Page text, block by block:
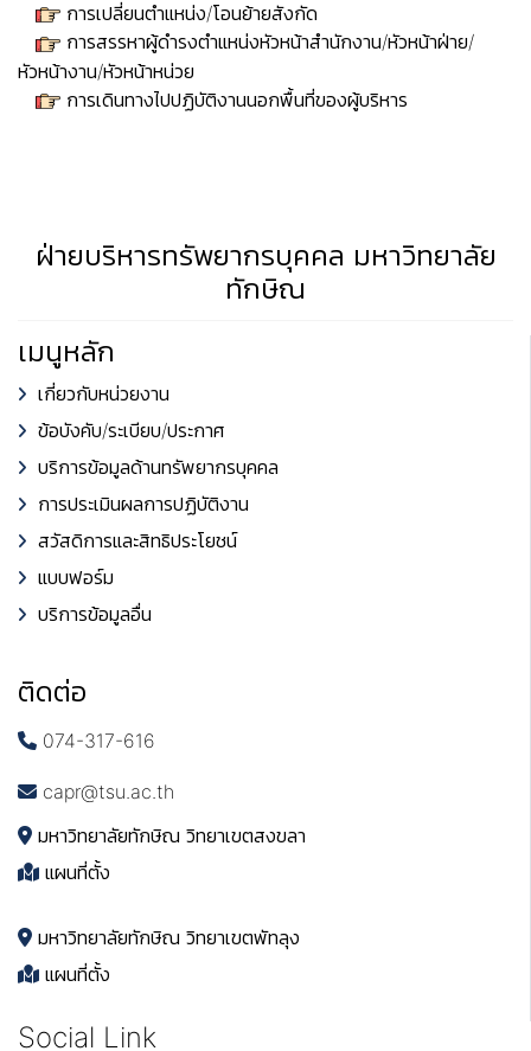
การเปลี่ยนตำแหน่ง/โอนย้ายสังกัด
การสรรหาผู้ดำรงตำแหน่งหัวหน้าสำนักงาน/หัวหน้าฝ่าย/
หัวหน้างาน/หัวหน้าหน่วย
การเดินทางไปปฏิบัติงานนอกพื้นที่ของผู้บริหาร
ฝ่ายบริหารทรัพยากรบุคคล มหาวิทยาลัย
ทักษิณ
เมนูหลัก
เกี่ยวกับหน่วยงาน
ข้อบังคับ/ระเบียบ/ประกาศ
บริการข้อมูลด้านทรัพยากรบุคคล
การประเมินผลการปฏิบัติงาน
สวัสดิการและสิทธิประโยชน์
แบบฟอร์ม
บริการข้อมูลอื่น
ติดต่อ
074-317-616
capr@tsu.ac.th
มหาวิทยาลัยทักษิณ วิทยาเขตสงขลา
แผนที่ตั้ง
มหาวิทยาลัยทักษิณ วิทยาเขตพัทลุง
แผนที่ตั้ง
Social Link